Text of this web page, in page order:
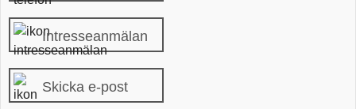
Intresseanmälan
Skicka e-post